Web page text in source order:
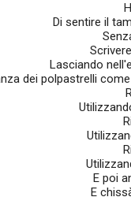
Di sentire il
Lasciando
dei polpastrelli
E poi
E